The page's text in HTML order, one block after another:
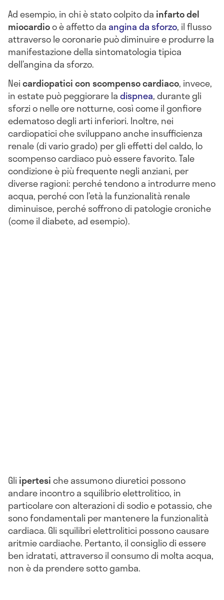
Ad esempio, in chi è stato colpito da infarto del
miocardioo è affetto da angina da sforzo, il flusso
attraverso le coronarie può diminuire e produrre la
manifestazione della sintomatologia tipica
dell’angina da sforzo.
Neicardiopatici con scompenso cardiaco, invece,
in estate può peggiorare ladispnea, durante gli
sforzi o nelle ore notturne, così come il gonfiore
edematoso degli arti inferiori. Inoltre, nei
cardiopatici che sviluppano anche insufficienza
renale (di vario grado) per gli effetti del caldo, lo
scompenso cardiaco può essere favorito. Tale
condizione è più frequente negli anziani, per
diverse ragioni: perché tendono a introdurre meno
acqua, perché con l’età la funzionalità renale
diminuisce, perché soffrono di patologie croniche
(come il diabete, ad esempio).
Gli ipertesiche assumono diuretici possono
andare incontro a squilibrio elettrolitico, in
particolare con alterazioni di sodio e potassio, che
sono fondamentali per mantenere la funzionalità
cardiaca. Gli squilibri elettrolitici possono causare
aritmie cardiache. Pertanto, il consiglio di essere
ben idratati, attraverso il consumo di molta acqua,
non è da prendere sotto gamba.